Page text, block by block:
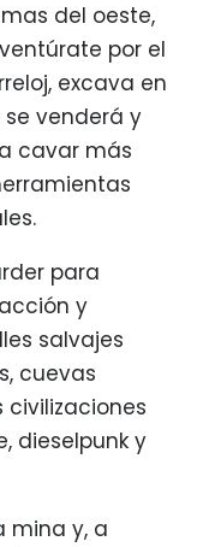
del oeste,
por el
excava en
venderá y
cavar más
para
y
salvajes
cuevas
dieselpunk y
mina y, a